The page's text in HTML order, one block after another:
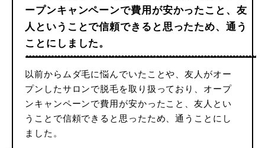
ープンキャンペーンで費用が安かったこと、友
人ということで信頼できると思ったため、通う
ことにしました。
以前からムダ毛に悩んでいたことや、友人がオー
プンしたサロンで脱毛を取り扱っており、オープ
ンキャンペーンで費用が安かったこと、友人とい
うことで信頼できると思ったため、通うことにし
ました。